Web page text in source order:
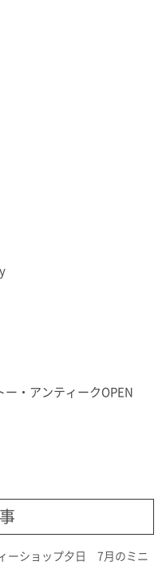
・アンティークOPEN
ショップ夕日 7月のミニ